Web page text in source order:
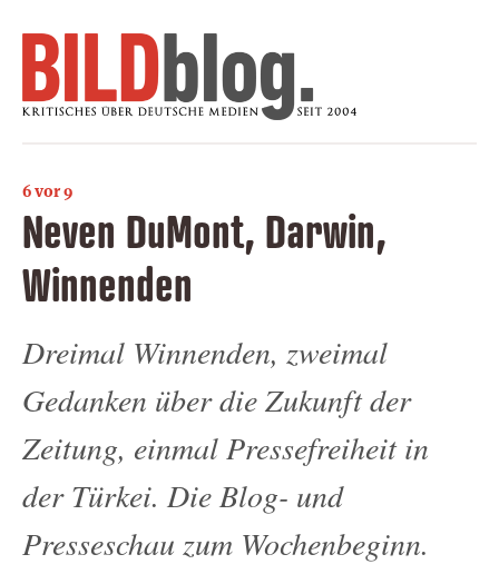
6 vor 9
Neven DuMont, Darwin,
Winnenden
Dreimal Winnenden, zweimal
Gedanken über die Zukunft der
Zeitung, einmal Pressefreiheit in
der Türkei. Die Blog- und
Presseschau zum Wochenbeginn.